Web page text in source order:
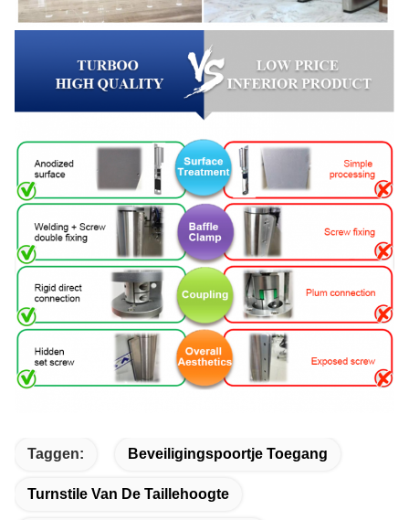
Taggen: Beveiligingspoortje Toegang
Turnstile Van De Taillehoogte